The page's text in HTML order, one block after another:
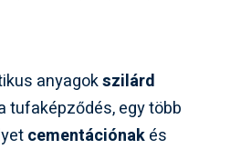
anyagokszilárd
tufaképződés, egy több
cementációnakés